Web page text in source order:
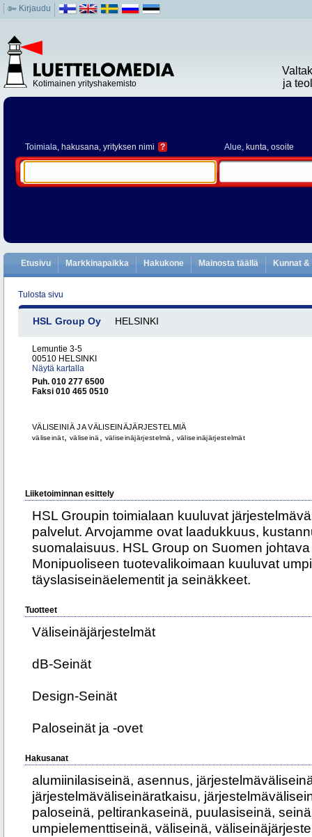
Kirjaudu
Kotimainen yrityshakemisto
ja
Toimiala, hakusana, yrityksen nimi ? Alue, kunta, osoite
Etusivu Markkinapaikka Hakukone Mainosta täällä Kunnat
Tulosta sivu
HSL Group Oy HELSINKI
Lemuntie 3-5
00510 HELSINKI
Näytä kartalla
Puh. 010 277 6500
Faksi 010 465 0510
VÄLISEINIÄ JA VÄLISEINÄJÄRJESTELMIÄ
väliseinät väliseinä väliseinäjärjestelmä väliseinäjärjestelmät
Liiketoiminnan esittely
HSL Groupin toimialaan kuuluvat
palvelut. Arvojamme ovat laadukkuus,
suomalaisuus. HSL Group on Suomen
Monipuoliseen tuotevalikoimaan kuuluvat
täyslasiseinäelementit ja seinäkkeet.
Tuotteet
Väliseinäjärjestelmät
dB-Seinät
Design-Seinät
Paloseinät ja -ovet
Hakusanat
alumiinilasiseinä, asennus,
järjestelmäväliseinäratkaisu,
paloseinä, peltirankaseinä, puulasiseinä,
umpielementtiseinä, väliseinä,